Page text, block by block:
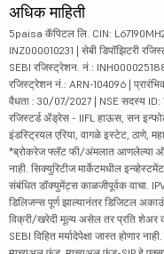
अधिक माहिती
5paisa कॅपिटल लि. CIN:
INZ000010231 | सेबी डिपॉझिटरी
SEBI रजिस्ट्रेशन. नं.:
रजिस्ट्रेशन नं.: ARN-104096 |
वैधता : 30/07/2027 | NSE सदस्य ID:
रजिस्टर्ड ॲड्रेस - IIFL हाऊस, सन
इंडस्ट्रियल एरिया, वागळे इस्टेट, ठाणे,
*ब्रोकरेज फ्लॅट फी/अंमलात आणलेल्या
नाही. सिक्युरिटीज मार्केटमधील
संबंधित डॉक्युमेंट्स काळजीपूर्वक वाचा.
डिलिजन्स पूर्ण झाल्यानंतर डिजिटल
विक्री/खरेदी मूल्य असेल तर प्रति
SEBI विहित मर्यादेपेक्षा जास्त होणार नाही.